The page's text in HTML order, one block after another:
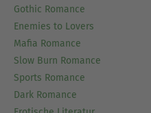
Gothic Romance
Enemies to Lovers
Mafia Romance
Slow Burn Romance
Sports Romance
Dark Romance